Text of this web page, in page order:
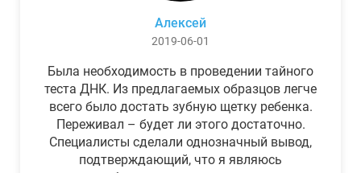
Алексей
2019-06-01
Была необходимость в проведении тайного
теста ДНК. Из предлагаемых образцов легче
всего было достать зубную щетку ребенка.
Переживал – будет ли этого достаточно.
Специалисты сделали однозначный вывод,
подтверждающий, что я являюсь